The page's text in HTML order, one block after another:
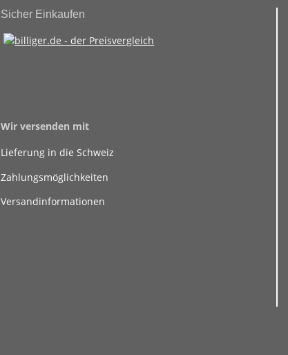
Sicher Einkaufen
Wir versenden mit
Lieferung in die Schweiz
Zahlungsmöglichkeiten
Versandinformationen